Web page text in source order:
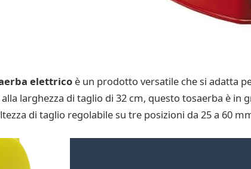
elettricoè un prodotto versatile che si adatta
alla larghezza di taglio di 32 cm, questo tosaerba è
di taglio regolabile su tre posizioni da 25 a 60